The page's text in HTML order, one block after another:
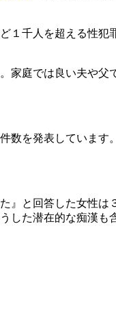
１千人を超える性犯
庭では良い夫や父
数を発表しています
』と回答した女性は
した潜在的な痴漢も